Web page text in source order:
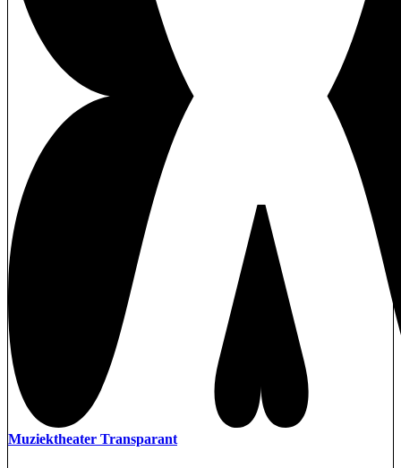
Muziektheater Transparant